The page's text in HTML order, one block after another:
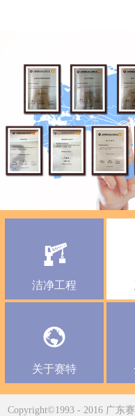
洁净工程
关于赛特
Copyright©1993 - 2016 广东